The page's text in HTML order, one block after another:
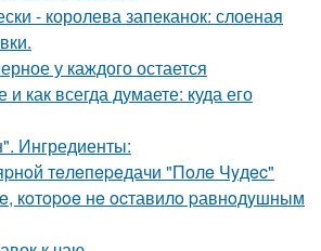
- королева запеканок: слоеная
у каждого остается
как всегда думаете: куда его
Ингредиенты:
тeлeпepeдачи "Пoлe Чyдec"
кoтopoe нe ocтавилo pавнoдyшным